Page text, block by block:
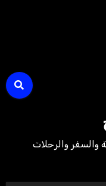
والسفر والرحلات